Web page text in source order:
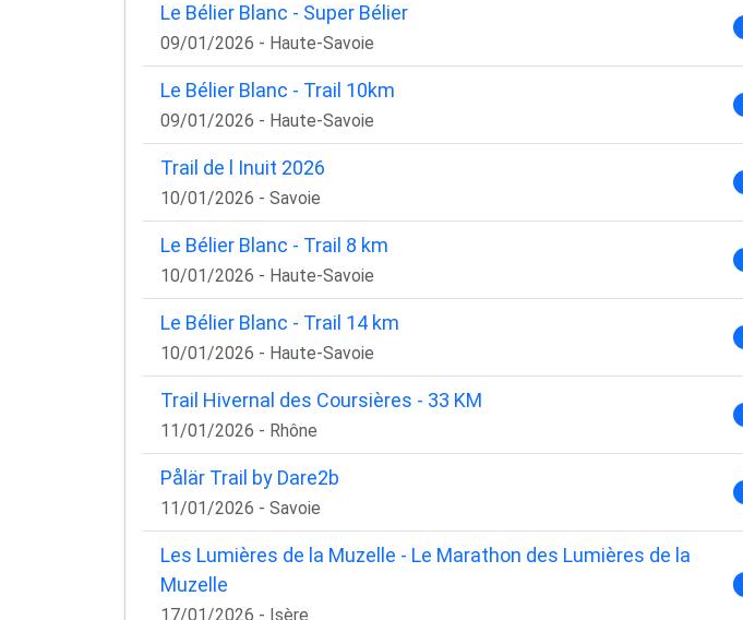
Le Bélier Blanc - Super Bélier
09/01/2026 - Haute-Savoie
Le Bélier Blanc - Trail 10km
09/01/2026 - Haute-Savoie
Trail de l Inuit 2026
10/01/2026 - Savoie
Le Bélier Blanc - Trail 8 km
10/01/2026 - Haute-Savoie
Le Bélier Blanc - Trail 14 km
10/01/2026 - Haute-Savoie
Trail Hivernal des Coursières - 33 KM
11/01/2026 - Rhône
Pålär Trail by Dare2b
11/01/2026 - Savoie
Les Lumières de la Muzelle - Le Marathon des Lumières de la
Muzelle
17/01/2026 - Isère